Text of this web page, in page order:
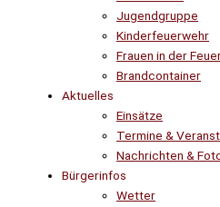
Jugendgruppe
Kinderfeuerwehr
Frauen in der
Brandcontainer
Aktuelles
Einsätze
Termine &
Nachrichten &
Bürgerinfos
Wetter